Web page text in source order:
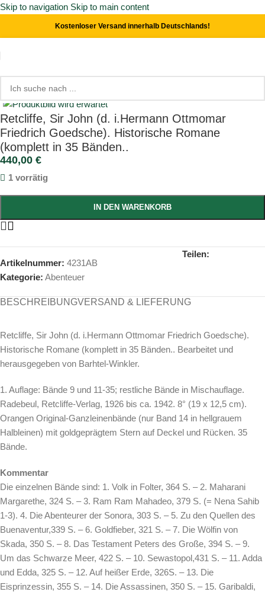
Skip to navigation Skip to main content
Kostenloser Versand innerhalb Deutschlands!
Start/ Abenteuer
Click to enlarge
Retcliffe, Sir John (d. i.Hermann Ottmomar
Friedrich Goedsche). Historische Romane
(komplett in 35 Bänden..
440,00 €
1 vorrätig
IN DEN WARENKORB
Artikelnummer: 4231AB
Kategorie: Abenteuer
Teilen:
BESCHREIBUNGVERSAND & LIEFERUNG
Retcliffe, Sir John (d. i.Hermann Ottmomar Friedrich Goedsche).
Historische Romane (komplett in 35 Bänden.. Bearbeitet und
herausgegeben von Barhtel-Winkler.
1. Auflage: Bände 9 und 11-35; restliche Bände in Mischauflage.
Radebeul, Retcliffe-Verlag, 1926 bis ca. 1942. 8° (19 x 12,5 cm).
Orangen Original-Ganzleinenbände (nur Band 14 in hellgrauem
Halbleinen) mit goldgeprägtem Stern auf Deckel und Rücken. 35
Bände.
Kommentar
Die einzelnen Bände sind: 1. Volk in Folter, 364 S. – 2. Maharani
Margarethe, 324 S. – 3. Ram Ram Mahadeo, 379 S. (= Nena Sahib
1-3). 4. Die Abenteurer der Sonora, 303 S. – 5. Zu den Quellen des
Buenaventur,339 S. – 6. Goldfieber, 321 S. – 7. Die Wölfin von
Skada, 350 S. – 8. Das Testament Peters des Große, 394 S. – 9.
Um das Schwarze Meer, 422 S. – 10. Sewastopol,431 S. – 11. Adda
und Edda, 325 S. – 12. Auf heißer Erde, 326S. – 13. Die
Eisprinzessin, 355 S. – 14. Die Assassinen, 350 S. – 15. Garibaldi,